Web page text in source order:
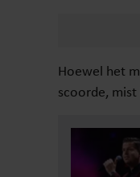
Hoewel het
scoorde,